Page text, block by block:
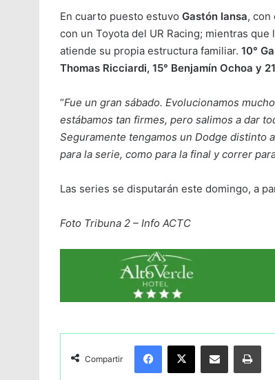
En cuarto puesto estuvo Gastón Iansa, con
con un Toyota del UR Racing; mientras
atiende su propia estructura familiar. 10°
Thomas Ricciardi, 15° Benjamín Ochoa y
“Fue un gran sábado. Evolucionamos
estábamos tan firmes, pero salimos a dar
Seguramente tengamos un Dodge distinto
para la serie, como para la final y correr
Las series se disputarán este domingo, a
Foto Tribuna 2 – Info ACTC
Compartir
Facebook
X Compartir por Email